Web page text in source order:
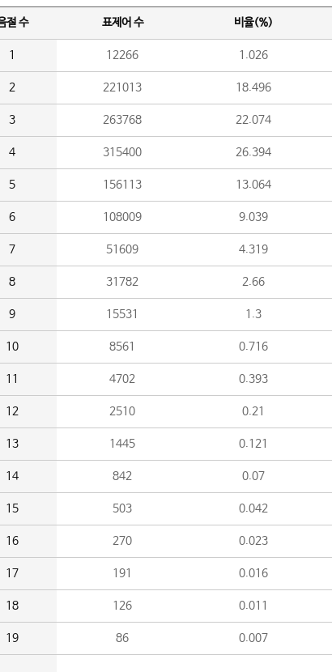
절 수 표제어 수 비율(%)
1 12266 1.026
2 221013 18.496
3 263768 22.074
4 315400 26.394
5 156113 13.064
6 108009 9.039
7 51609 4.319
8 31782 2.66
9 15531 1.3
10 8561 0.716
11 4702 0.393
12 2510 0.21
13 1445 0.121
14 842 0.07
15 503 0.042
16 270 0.023
17 191 0.016
18 126 0.011
19 86 0.007